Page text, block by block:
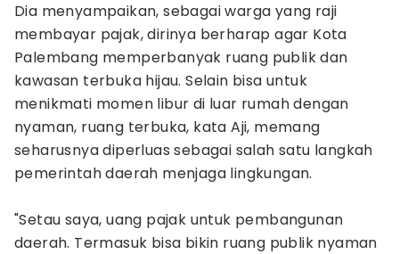
Dia menyampaikan, sebagai warga yang raji
membayar pajak, dirinya berharap agar Kota
Palembang memperbanyak ruang publik dan
kawasan terbuka hijau. Selain bisa untuk
menikmati momen libur di luar rumah dengan
nyaman, ruang terbuka, kata Aji, memang
seharusnya diperluas sebagai salah satu langkah
pemerintah daerah menjaga lingkungan.
"Setau saya, uang pajak untuk pembangunan
daerah. Termasuk bisa bikin ruang publik nyaman